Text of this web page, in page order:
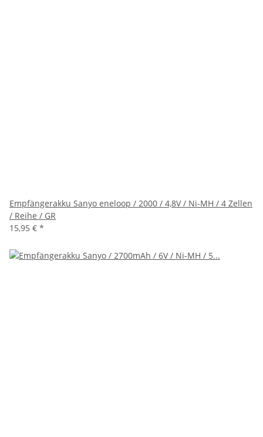
Empfängerakku Sanyo eneloop / 2000 / 4,8V / Ni-MH / 4 Zellen
/ Reihe / GR
15,95 € *